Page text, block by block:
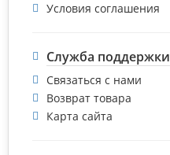
Условия соглашения
Служба поддержки
Связаться с нами
Возврат товара
Карта сайта